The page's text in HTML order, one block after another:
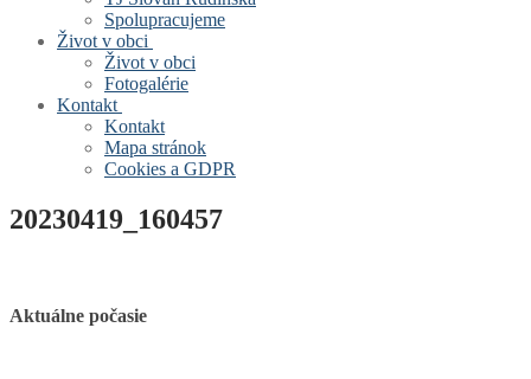
Spolupracujeme
Život v obci
Život v obci
Fotogalérie
Kontakt
Kontakt
Mapa stránok
Cookies a GDPR
20230419_160457
Aktuálne počasie